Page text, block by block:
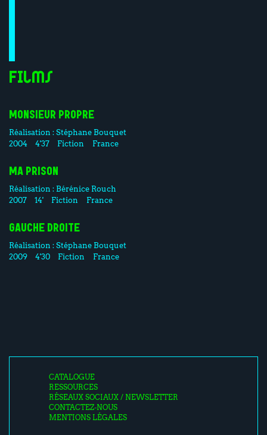
Films
MONSIEUR PROPRE
Réalisation :Stéphane Bouquet
2004
4'37 Fiction France
MA PRISON
Réalisation : Bérénice Rouch
2007
14' Fiction France
GAUCHE DROITE
Réalisation :Stéphane Bouquet
2009
4'30 Fiction France
CATALOGUE
RESSOURCES
RÉSEAUX SOCIAUX / NEWSLETTER
CONTACTEZ-NOUS
MENTIONS LÉGALES